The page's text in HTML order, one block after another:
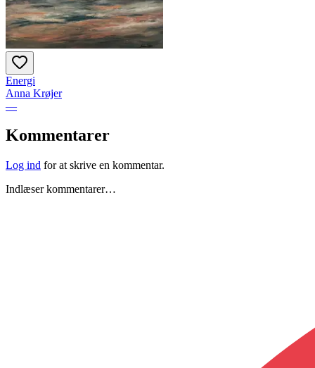
Energi
Anna Krøjer
—
Kommentarer
Log ind for at skrive en kommentar.
Indlæser kommentarer…